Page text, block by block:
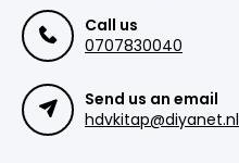
Call us
0707830040
Send us an email
hdvkitap@diyanet.nl